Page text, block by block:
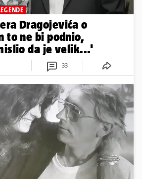
Dragojevića o
to ne bi podnio,
da je velik...'
33